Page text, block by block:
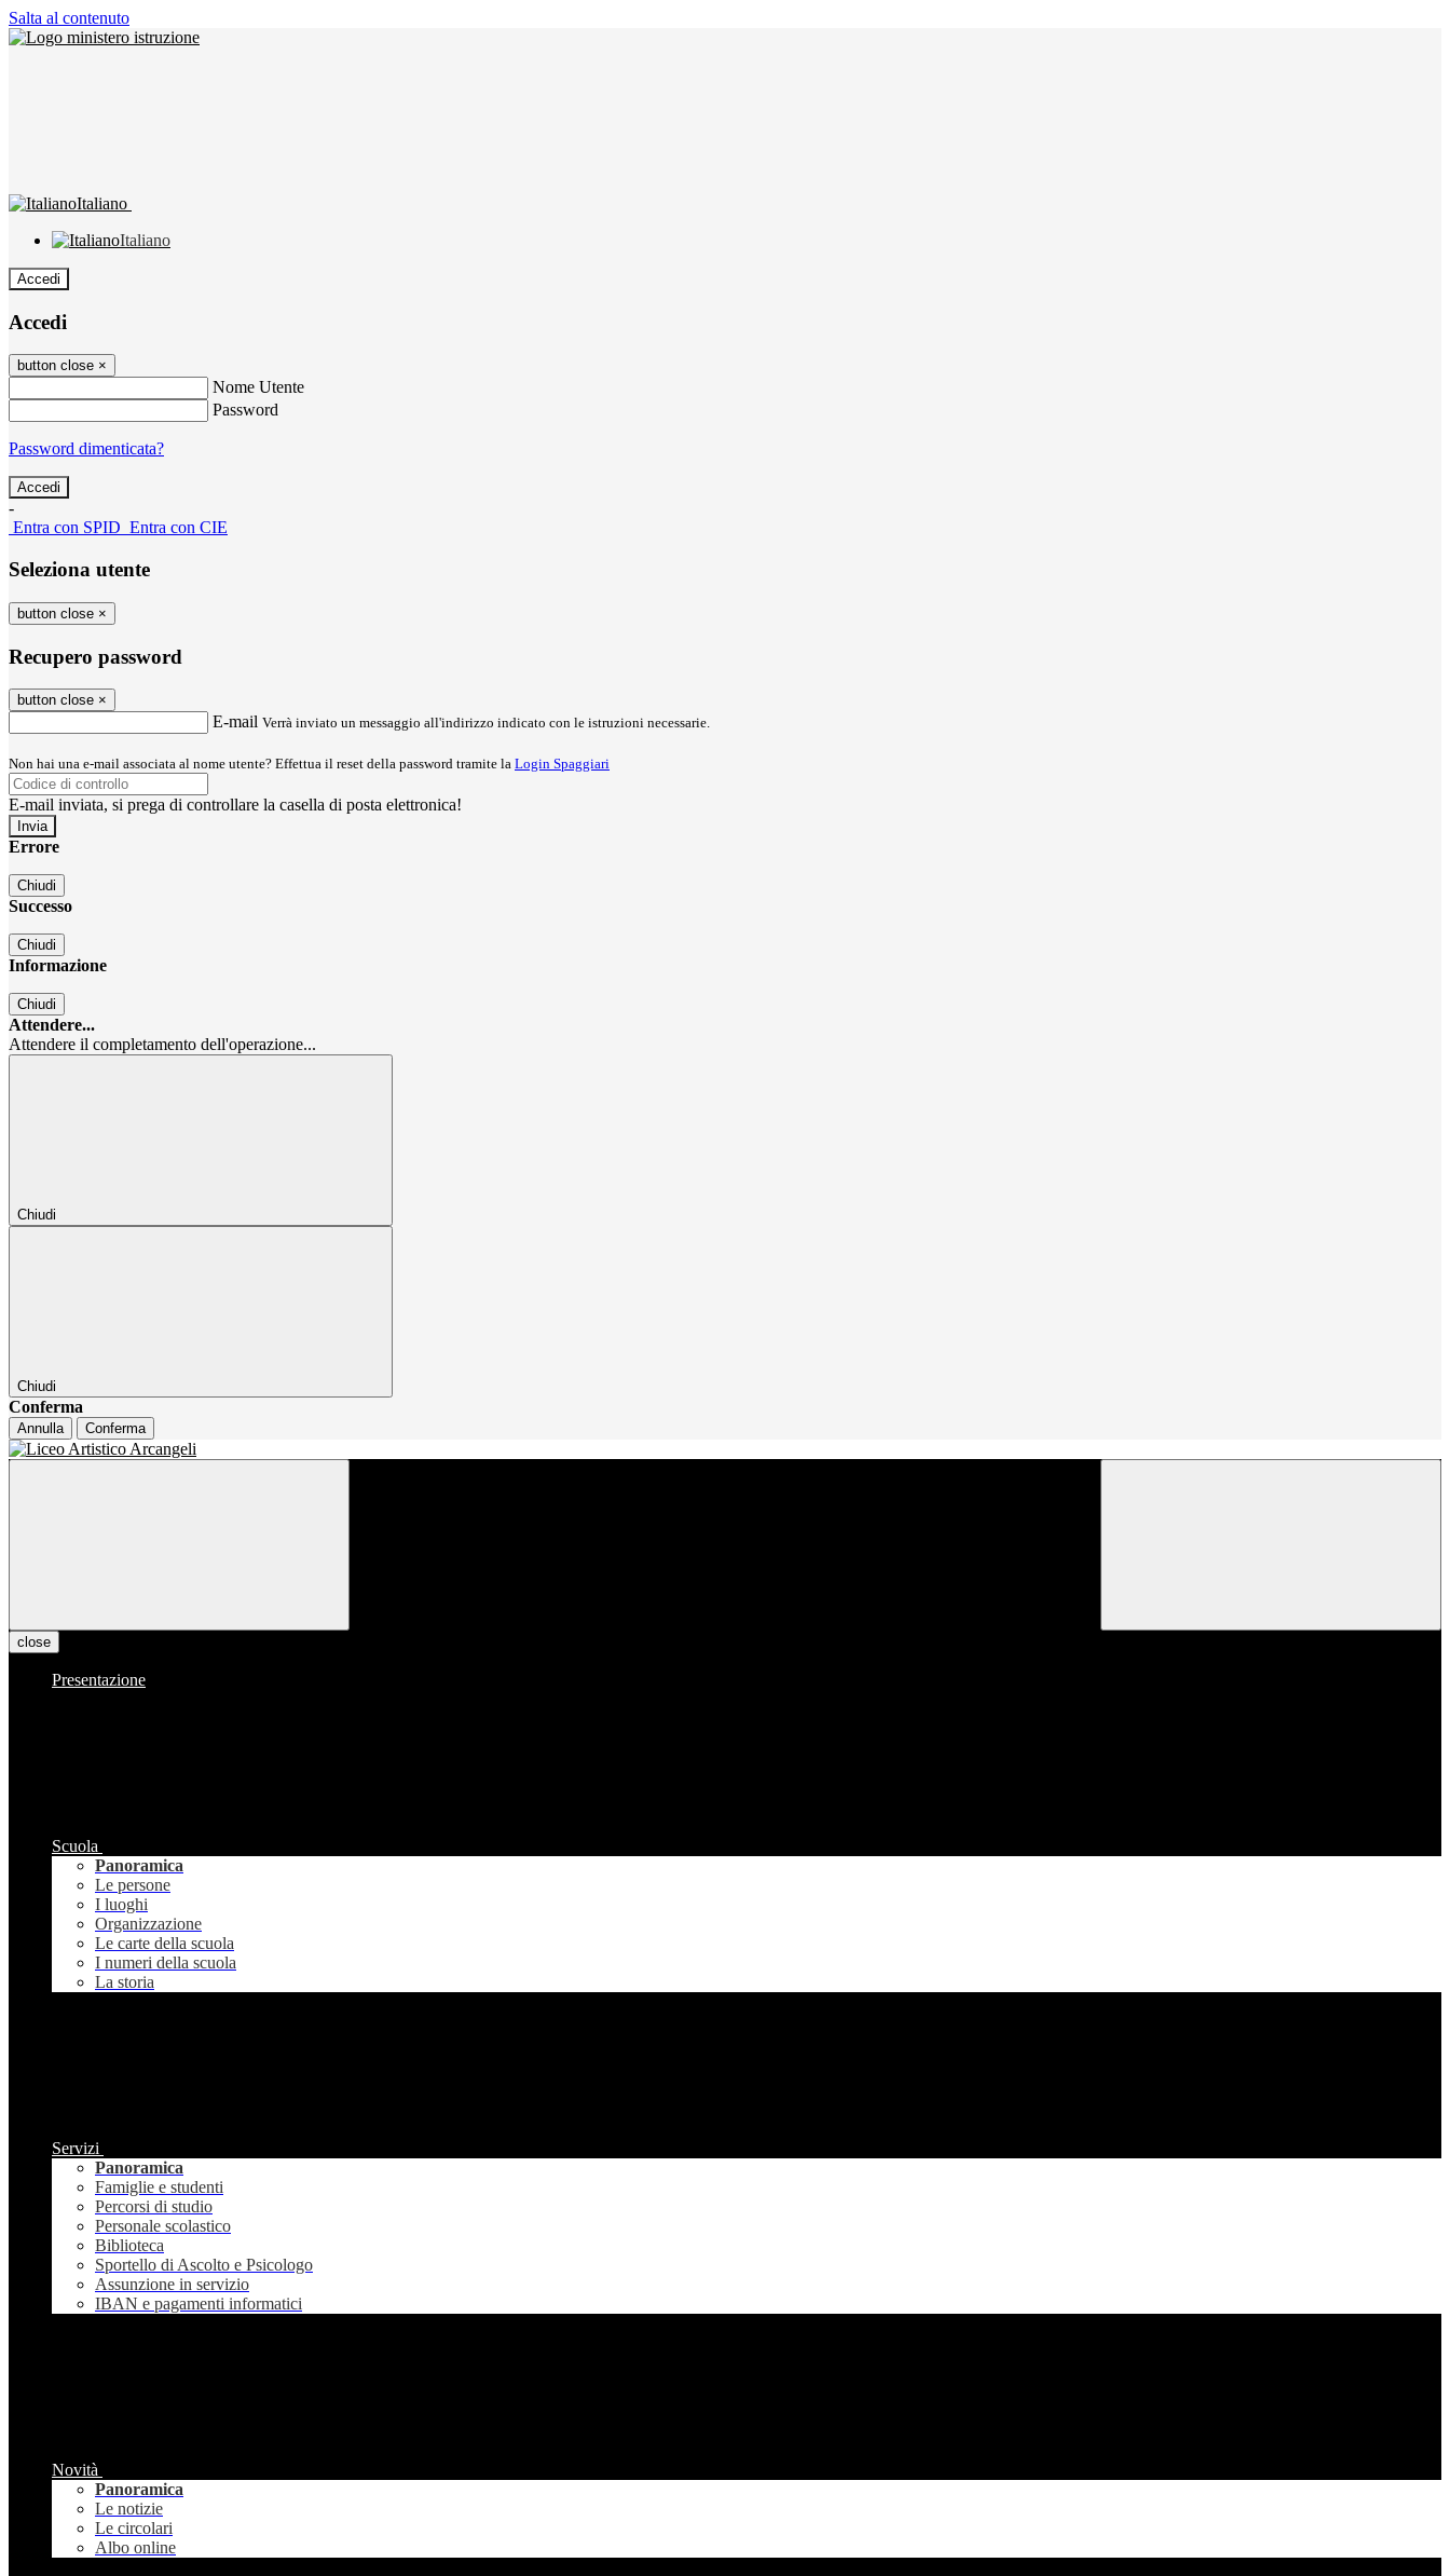
Salta al contenuto
Italiano
Italiano
Accedi
Accedi
button close ×
Nome Utente
Password
Password dimenticata?
-
Entra con SPID Entra con CIE
Seleziona utente
button close ×
Recupero password
button close ×
E-mail Verrà inviato un messaggio all'indirizzo indicato con le istruzioni necessarie.
Non hai una e-mail associata al nome utente? Effettua il reset della password tramite la Login Spaggiari
E-mail inviata, si prega di controllare la casella di posta elettronica!
Errore
Chiudi
Successo
Chiudi
Informazione
Chiudi
Attendere...
Attendere il completamento dell'operazione...
Chiudi
Chiudi
Conferma
Annulla Conferma
close
Presentazione
Scuola
Panoramica
Le persone
I luoghi
Organizzazione
Le carte della scuola
I numeri della scuola
La storia
Servizi
Panoramica
Famiglie e studenti
Percorsi di studio
Personale scolastico
Biblioteca
Sportello di Ascolto e Psicologo
Assunzione in servizio
IBAN e pagamenti informatici
Novità
Panoramica
Le notizie
Le circolari
Albo online